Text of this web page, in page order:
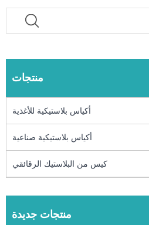
منتجات
أكياس بلاستيكية للأغذية
أكياس بلاستيكية صناعية
كيس من البلاستيك الرقائقي
منتجات جديدة